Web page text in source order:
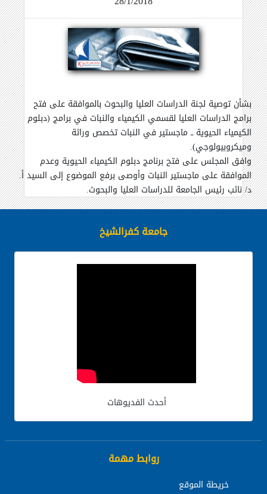
بشأن توصية لجنة الدراسات العليا والبحوث بالموافقة على فتح
برامج الدراسات العليا لقسمي الكيمياء والنبات في برامج (دبلوم
الكيمياء الحيوية ــ ماجستير في النبات تخصص وراثة
وميكروبيولوجي).
وافق المجلس على فتح برنامج دبلوم الكيمياء الحيوية وعدم
الموافقة على ماجستير النبات وأوصى برفع الموضوع إلى السيد أ.
د/ نائب رئيس الجامعة للدراسات العليا والبحوث.
جامعة كفرالشيخ
أحدث الفديوهات
روابط مهمة
خريطة الموقع